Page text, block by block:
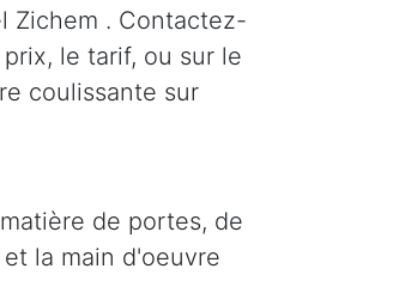
Zichem . Contactez-
le tarif, ou sur le
coulissante sur
de portes, de
la main d'oeuvre